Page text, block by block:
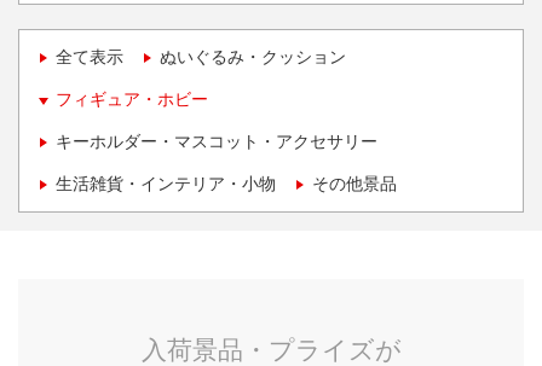
全て表示 ぬいぐるみ・クッション
フィギュア・ホビー
キーホルダー・マスコット・アクセサリー
生活雑貨・インテリア・小物 その他景品